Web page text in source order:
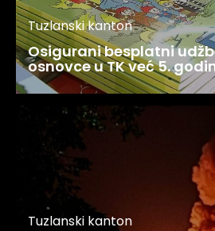
Tuzlanski kanton
Osigurani besplatni
osnovce u TK već 5.
Tuzlanski kanton